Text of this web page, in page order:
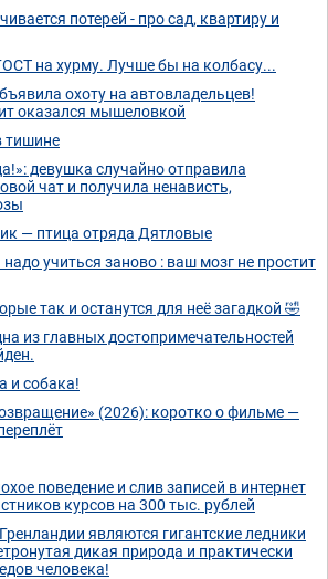
потерей - про сад, квартиру и
на хурму. Лучше бы на колбасу...
охоту на автовладельцев!
оказался мышеловкой
тишине
девушка случайно отправила
чат и получила ненависть,
— птица отряда Дятловые
учиться заново : ваш мозг не простит
так и останутся для неё загадкой 🤣
из главных достопримечательностей
и собака!
(2026): коротко о фильме —
поведение и слив записей в интернет
курсов на 300 тыс. рублей
являются гигантские ледники
дикая природа и практически
человека!